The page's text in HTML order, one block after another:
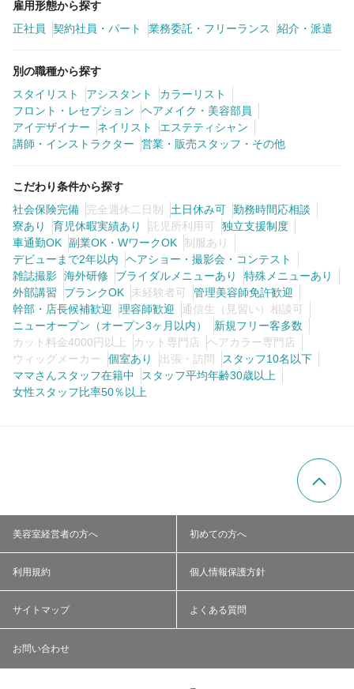
雇用形態から探す
正社員
契約社員・パート 業務委託・フリーランス 紹介・派遣
別の職種から探す
スタイリスト
アシスタント
カラーリスト
フロント・レセプション
ヘアメイク・美容部員
アイデザイナー
ネイリスト
エステティシャン
講師・インストラクター
営業・販売スタッフ・その他
こだわり条件から探す
社会保険完備
完全週休二日制 土日休み可 勤務時間応相談
寮あり
育児休暇実績あり 託児所利用可
独立支援制度
車通勤OK 副業OK・WワークOK 制服あり
デビューまで2年以内
ヘアショー・撮影会・コンテスト
雑誌撮影 海外研修 ブライダルメニューあり
特殊メニューあり
外部講習
ブランクOK 未経験者可
管理美容師免許歓迎
幹部・店長候補歓迎
理容師歓迎
通信生（見習い）相談可
ニューオープン（オープン3ヶ月以内）
新規フリー客多数
カット料金4000円以上
カット専門店
ヘアカラー専門店
ウィッグメーカー
個室あり 出張・訪問
スタッフ10名以下
ママさんスタッフ在籍中
スタッフ平均年齢30歳以上
女性スタッフ比率50％以上
美容室経営者の方へ 初めての方へ
利用規約 個人情報保護方針
サイトマップ よくある質問
お問い合わせ